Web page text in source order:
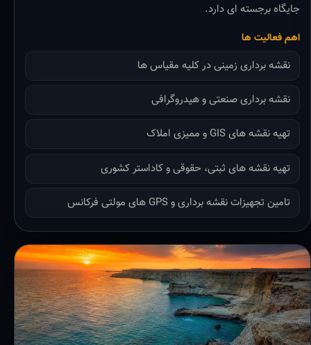
جایگاه برجسته ای دارد.
اهم فعالیت ها
نقشه برداری زمینی در کلیه مقیاس ها
نقشه برداری صنعتی و هیدروگرافی
تهیه نقشه های GIS و ممیزی املاک
تهیه نقشه های ثبتی، حقوقی و کاداستر کشوری
تامین تجهیزات نقشه برداری و GPS های مولتی فرکانس